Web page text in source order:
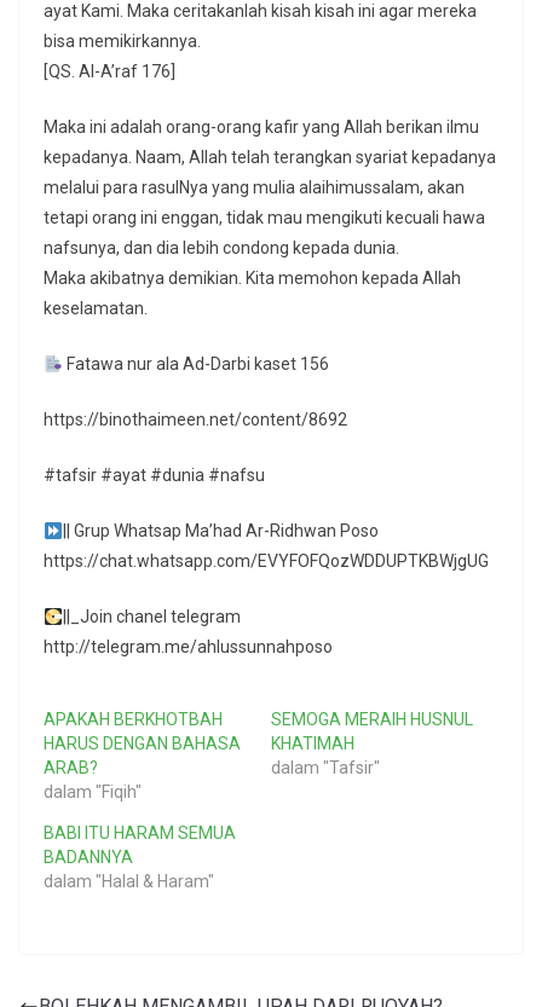
ayat Kami. Maka ceritakanlah kisah kisah ini agar mereka
bisa memikirkannya.
[QS. Al-A’raf 176]
Maka ini adalah orang-orang kafir yang Allah berikan ilmu
kepadanya. Naam, Allah telah terangkan syariat kepadanya
melalui para rasulNya yang mulia alaihimussalam, akan
tetapi orang ini enggan, tidak mau mengikuti kecuali hawa
nafsunya, dan dia lebih condong kepada dunia.
Maka akibatnya demikian. Kita memohon kepada Allah
keselamatan.
Fatawa nur ala Ad-Darbi kaset 156
https://binothaimeen.net/content/8692
#tafsir #ayat #dunia #nafsu
|| Grup Whatsap Ma’had Ar-Ridhwan Poso
https://chat.whatsapp.com/EVYFOFQozWDDUPTKBWjgUG
||_Join chanel telegram
http://telegram.me/ahlussunnahposo
APAKAH BERKHOTBAH
HARUS DENGAN BAHASA
ARAB?
dalam "Fiqih"
SEMOGA MERAIH HUSNUL
KHATIMAH
dalam "Tafsir"
BABI ITU HARAM SEMUA
BADANNYA
dalam "Halal & Haram"